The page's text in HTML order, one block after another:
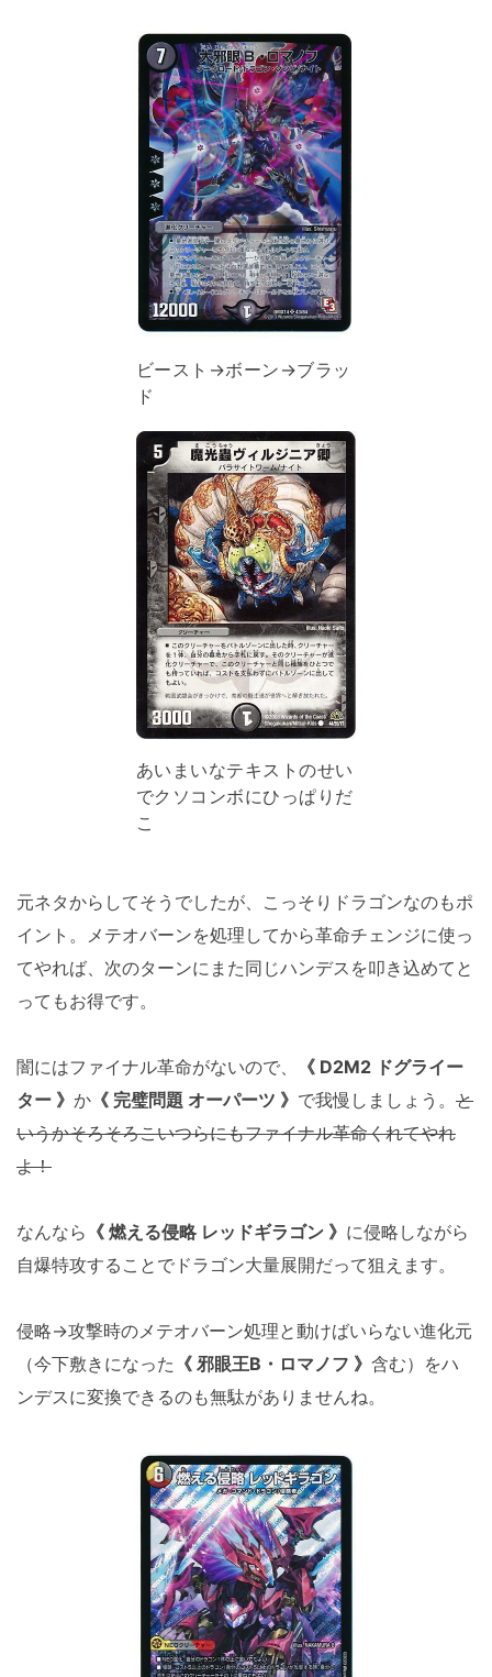
ビースト→ボーン→ブラッ
ド
あいまいなテキストのせい
でクソコンボにひっぱりだ
こ
元ネタからしてそうでしたが、こっそりドラゴンなのもポ
イント。メテオバーンを処理してから革命チェンジに使っ
てやれば、次のターンにまた同じハンデスを叩き込めてと
ってもお得です。
闇にはファイナル革命がないので、
《 D2M2 ドグライー
ター 》 か 《 完璧問題 オーパーツ 》 で我慢しましょう。 と
いうかそろそろこいつらにもファイナル革命くれてやれ
よ！
なんなら 《 燃える侵略 レッドギラゴン 》 に侵略しながら
自爆特攻することでドラゴン大量展開だって狙えます。
侵略→攻撃時のメテオバーン処理と動けばいらない進化元
（今下敷きになった 《 邪眼王B・ロマノフ 》 含む）をハ
ンデスに変換できるのも無駄がありませんね。